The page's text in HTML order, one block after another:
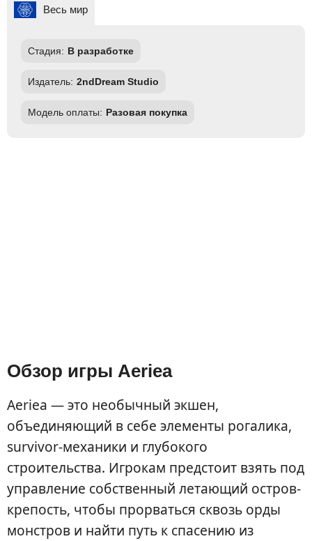
Весь мир
Стадия: В разработке
Издатель: 2ndDream Studio
Модель оплаты: Разовая покупка
Обзор игры Aeriea
Aeriea — это необычный экшен,
объединяющий в себе элементы рогалика,
survivor-механики и глубокого
строительства. Игрокам предстоит взять под
управление собственный летающий остров-
крепость, чтобы прорваться сквозь орды
монстров и найти путь к спасению из